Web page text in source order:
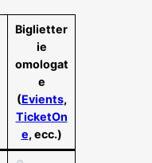
Biglietter
ie
omologat
e
(Evients,
TicketOn
e, ecc.)